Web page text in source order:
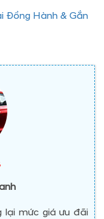
Đồng Hành & Gắn
lại mức giá ưu đãi